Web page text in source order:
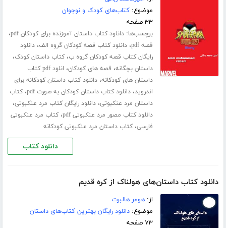
موضوع:کتاب‌های کودک و نوجوان
۳۳ صفحه
برچسب‌ها:دانلود کتاب داستان آموزنده برای کودکان pdf ،
قصه pdf ،دانلود کتاب قصه کودکان گروه الف،دانلود
رایگان کتاب قصه کودکان گروه ب،کتاب داستان کودک،
داستان بچگانه، قصه های کودکان،
انلود pdf کتاب
داستان های کودکانه،دانلود کتاب داستان کودکانه برای
اندروید،دانلود کتاب داستان کودکان به صورت pdf ،کتاب
داستان مرد عنکبوتی،دانلود رایگان کتاب مرد عنکبوتی،
دانلود کتاب مصور مرد عنکبوتی pdf ،کتاب مرد عنکبوتی
فارسی،کتاب داستان مرد عنکبوتی کودکانه
دانلود کتاب
دانلود کتاب داستان‌های هولناک از کره قدیم
از:هومر هالبرت
موضوع:دانلود رایگان بهترین کتاب‌های داستان
۷۳ صفحه